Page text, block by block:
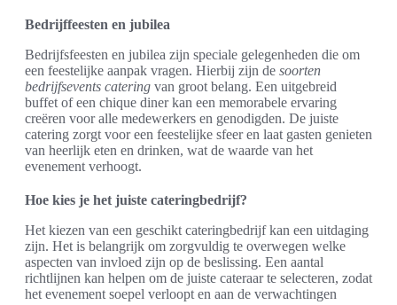
Bedrijffeesten en jubilea
Bedrijfsfeesten en jubilea zijn speciale gelegenheden die om
een feestelijke aanpak vragen. Hierbij zijn de soorten
bedrijfsevents catering van groot belang. Een uitgebreid
buffet of een chique diner kan een memorabele ervaring
creëren voor alle medewerkers en genodigden. De juiste
catering zorgt voor een feestelijke sfeer en laat gasten genieten
van heerlijk eten en drinken, wat de waarde van het
evenement verhoogt.
Hoe kies je het juiste cateringbedrijf?
Het kiezen van een geschikt cateringbedrijf kan een uitdaging
zijn. Het is belangrijk om zorgvuldig te overwegen welke
aspecten van invloed zijn op de beslissing. Een aantal
richtlijnen kan helpen om de juiste cateraar te selecteren, zodat
het evenement soepel verloopt en aan de verwachtingen